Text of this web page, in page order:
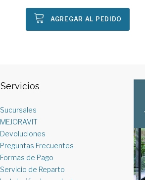
AGREGAR AL PEDIDO
Servicios
Sucursales
MEJORAVIT
Devoluciones
Preguntas Frecuentes
Formas de Pago
Servicio de Reparto